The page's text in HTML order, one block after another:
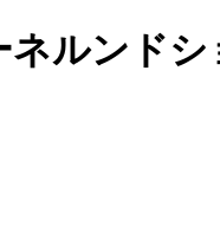
ルンド